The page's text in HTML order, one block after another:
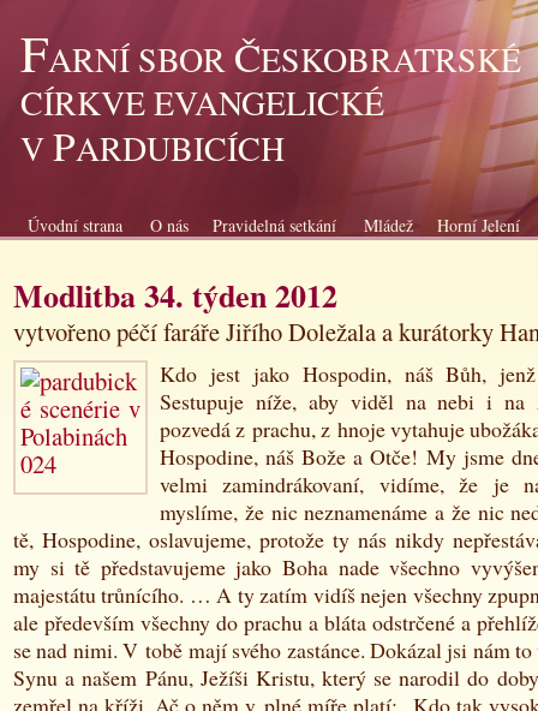
FARNÍ SBOR ČESKOBRATRSKÉ
CÍRKVE EVANGELICKÉ
VPARDUBICÍCH
Úvodní strana O nás Pravidelná setkání Mládež Horní Jelení
Modlitba 34. týden 2012
vytvořeno péčí faráře Jiřího Doležala a kurátorky
Kdo jest jako Hospodin, náš Bůh,
Sestupuje níže, aby viděl na nebi i na
pozvedá z prachu, z hnojevytahuje
Hospodine, náš Bože a Otče! My jsme
velmi zamindrákovaní, vidíme, že je
myslíme, že nic neznamenáme a že nic
tě, Hospodine, oslavujeme, protože ty nás nikdy
my si tě představujeme jako Boha nade všechno
majestátu trůnícího. … A ty zatím vidíš nejen všechny
ale především všechny do prachu a bláta odstrčené a
se nad nimi. V tobě mají svého zastánce. Dokázal jsi nám to
Synu a našem Pánu, Ježíši Kristu, který se narodil do
zemřel na kříži. Ač o něm v plné míře platí: „Kdo tak